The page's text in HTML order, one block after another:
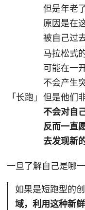
但是年老
原因是在
被自己过
「长跑」
马拉松式
可能在一
不会产生
但是他们
不会对自
反而一直
去发现新
一旦了解自己是哪
如果是短跑型的创
域，利用这种新